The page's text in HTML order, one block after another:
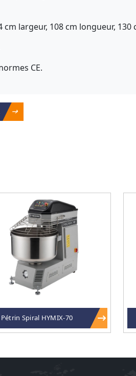
cm largeur, 108 cm longueur, 130
CE.
Pétrin Spiral HYMIX-70